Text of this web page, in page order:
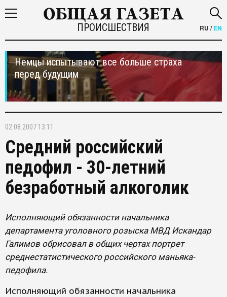
ПРОИСШЕСТВИЯ RU /EN
Немцы испытывают все больше страха
перед будущим
02.08.2007 13:11
Средний российский
педофил - 30-летний
безработный алкоголик
Исполняющий обязанности начальника
департамента уголовного розыска МВД Искандар
Галимов обрисовал в общих чертах портрет
среднестатистического российского маньяка-
педофила.
Исполняющий обязанности начальника